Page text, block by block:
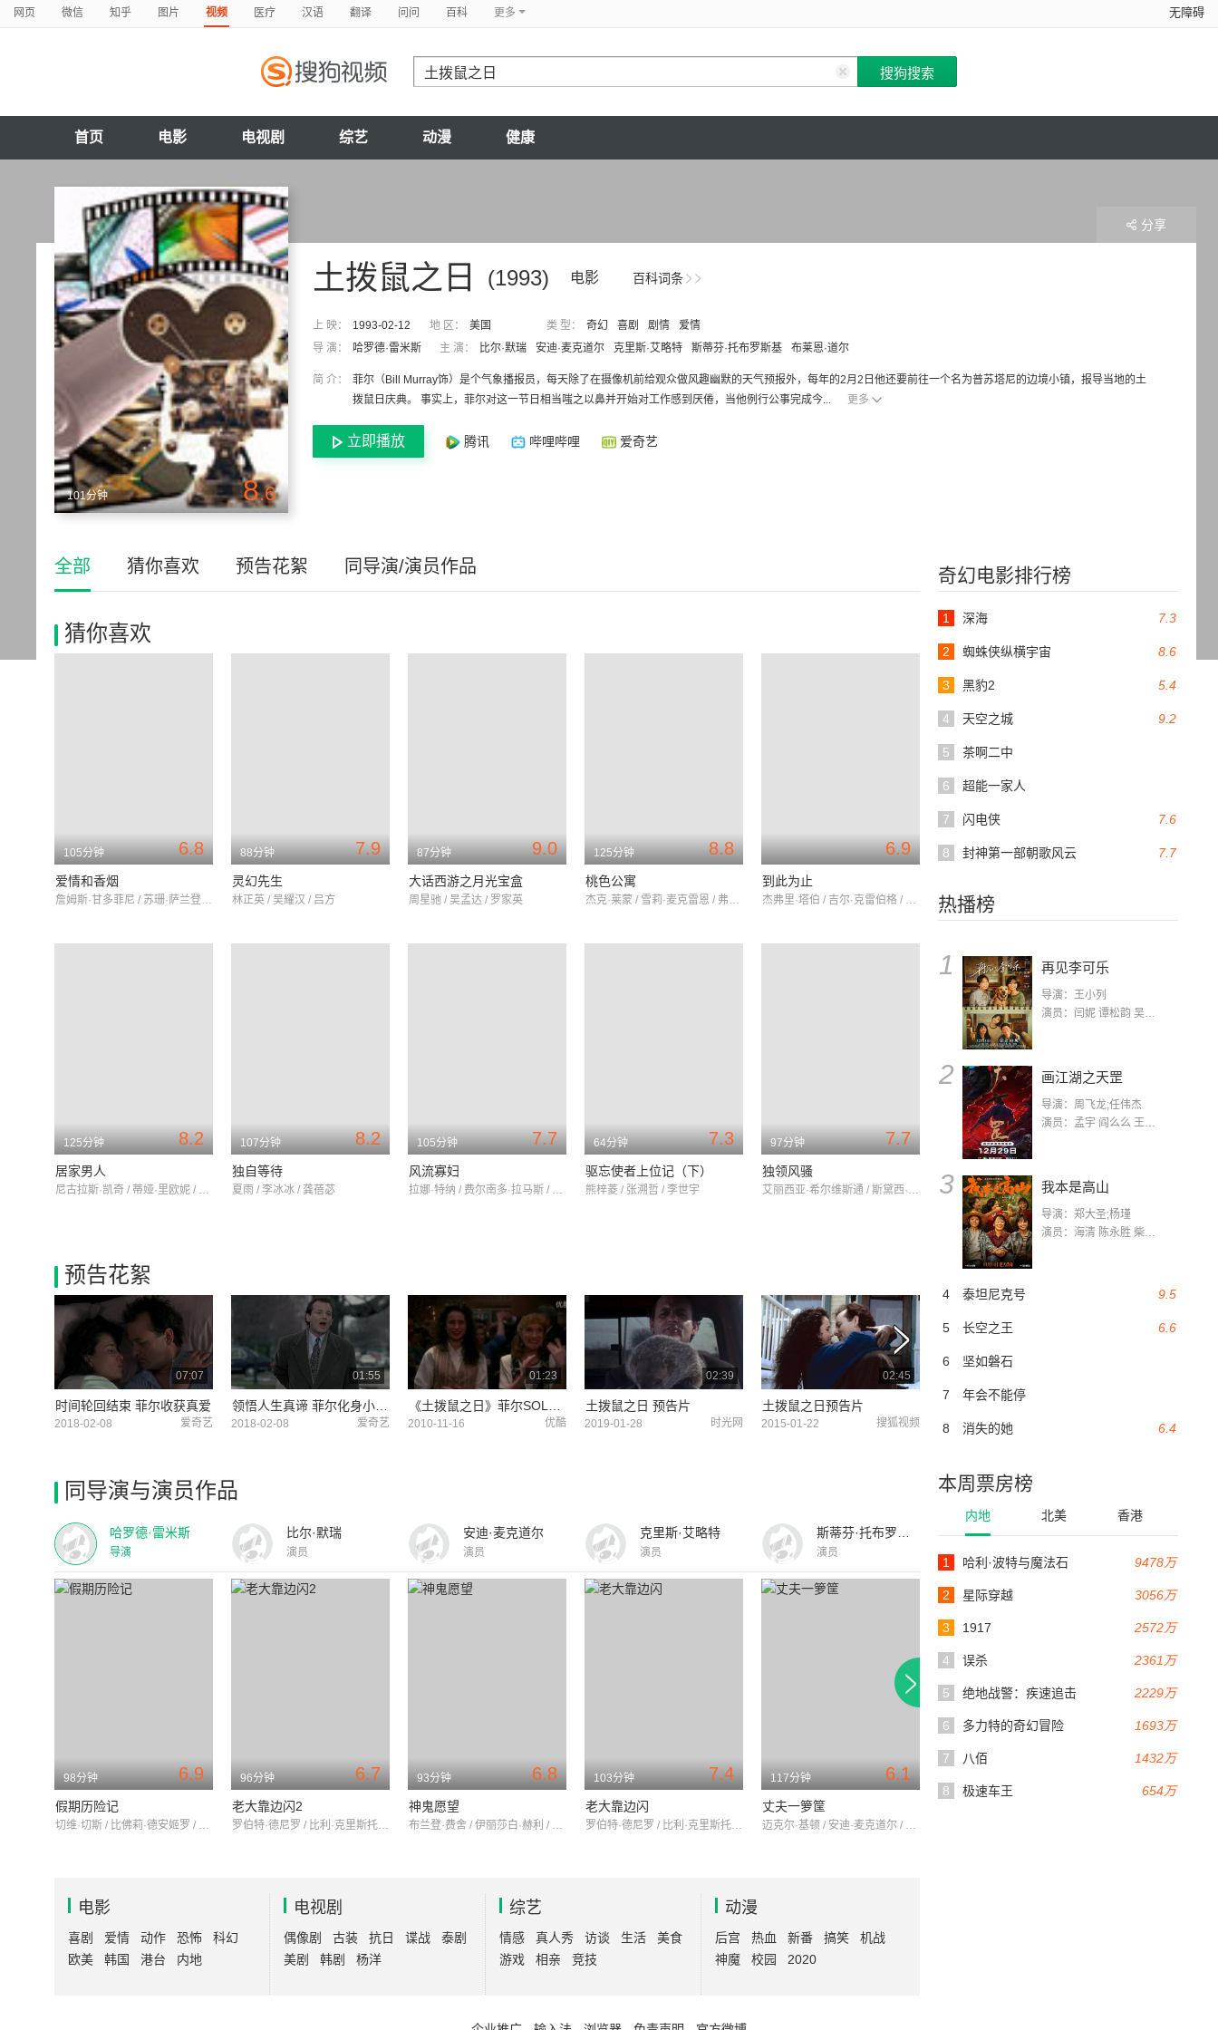
网页 微信 知乎 图片 视频 医疗 汉语 翻译 问问 百科 更多 无障碍
首页 电影 电视剧 综艺 动漫 健康
101分钟 8.6
百科词条
(1993) 电影
土拨鼠之日
上 映： 1993-02-12 地 区： 美国 类 型： 奇幻 喜剧 剧情
爱情
导 演：
哈罗德·雷米斯 主 演： 比尔·默瑞 安迪·麦克道尔 克里斯·艾略特 斯蒂芬·托布罗斯基 布莱恩·道尔
简 介：
菲尔（Bill Murray饰）是个气象播报员，每天除了在摄像机前给观众做风趣幽默的天气预报外，每年的2月2日他还要前往一个名为普苏塔尼的边境小镇，报导当地的土
拨鼠日庆典。 事实上，菲尔对这一节日相当嗤之以鼻并开始对工作感到厌倦，当他例行公事完成今...
更多
立即播放 腾讯 哔哩哔哩 爱奇艺
分享
奇幻电影排行榜
7.3
1 深海
8.6
2 蜘蛛侠纵横宇宙
5.4
3 黑豹2
9.2
4 天空之城
5 茶啊二中
6 超能一家人
7.6
7 闪电侠
7.7
8 封神第一部朝歌风云
热播榜
1 再见李可乐
导演：王小列
演员：闫妮 谭松韵 吴京 蒋龙 赵小棠 冯雷 李虎城 平安 小七 小可乐
2 画江湖之天罡
导演：周飞龙;任伟杰
演员：孟宇 阎么么 王凯 郭政建 阎萌萌 杨默 高枫 齐斯伽 刘芊含 马程
3 我本是高山
导演：郑大圣;杨瑾
演员：海清 陈永胜 柴烨 王玥婷 万国鹏 美朵达瓦 赵瑞婷 罗解艳 郭莉娜 潘家艳
9.5
4 泰坦尼克号
6.6
5 长空之王
6 坚如磐石
7 年会不能停
6.4
8 消失的她
本周票房榜
内地 北美 香港
9478万
1 哈利·波特与魔法石
3056万
2 星际穿越
2572万
3 1917
2361万
4 误杀
2229万
5 绝地战警：疾速追击
1693万
6 多力特的奇幻冒险
1432万
7 八佰
654万
8 极速车王
全部 猜你喜欢 预告花絮 同导演/演员作品
猜你喜欢
6.8
105分钟
爱情和香烟
詹姆斯·甘多菲尼 / 苏珊·萨兰登 / 凯特·温斯莱特
7.9
88分钟
灵幻先生
林正英 / 吴耀汉 / 吕方
9.0
87分钟
大话西游之月光宝盒
周星驰 / 吴孟达 / 罗家英
8.8
125分钟
桃色公寓
杰克·莱蒙 / 雪莉·麦克雷恩 / 弗莱德·麦克莫瑞
6.9
到此为止
杰弗里·塔伯 / 吉尔·克雷伯格 / 迈克尔·麦基恩
8.2
125分钟
居家男人
尼古拉斯·凯奇 / 蒂娅·里欧妮 / 唐·钱德尔
8.2
107分钟
独自等待
夏雨 / 李冰冰 / 龚蓓苾
7.7
105分钟
风流寡妇
拉娜·特纳 / 费尔南多·拉马斯 / 尤娜·默克尔
7.3
64分钟
驱忘使者上位记（下）
熊梓菱 / 张溯哲 / 李世宇
7.7
97分钟
独领风骚
艾丽西亚·希尔维斯通 / 斯黛西·达什 / 布莱特妮·墨菲
预告花絮
07:07
时间轮回结束 菲尔收获真爱
2018-02-08 爱奇艺
01:55
2018-02-08 爱奇艺
01:23
2010-11-16 优酷
02:39
土拨鼠之日 预告片
2019-01-28 时光网
02:45
土拨鼠之日预告片
2015-01-22 搜狐视频
土拨鼠之日 预告片
2013-07-25 2009-09-03
同导演与演员作品
哈罗德·雷米斯
导演
比尔·默瑞
演员
安迪·麦克道尔
演员
克里斯·艾略特
演员 演员
6.9
98分钟
假期历险记
切维·切斯 / 比佛莉·德安姬罗 / 伊莫吉恩·科卡
6.7
96分钟
老大靠边闪2
罗伯特·德尼罗 / 比利·克里斯托 / 吉娜·琳
6.8
93分钟
神鬼愿望
布兰登·费舍 / 伊丽莎白·赫利 / 弗兰西丝·奥康纳
7.4
103分钟
老大靠边闪
罗伯特·德尼罗 / 比利·克里斯托 / 丽莎·库卓
6.1
117分钟
丈夫一箩筐
迈克尔·基顿 / 安迪·麦克道尔 / ZackDuhame
电影
喜剧 爱情 动作 恐怖
科幻
欧美
韩国 港台 内地
电视剧
偶像剧 古装 抗日 谍战
泰剧
美剧
韩剧 杨洋
综艺
情感 真人秀 访谈 生活
美食
游戏
相亲 竞技
动漫
后宫 热血 新番 搞笑
机战
神魔
校园 2020